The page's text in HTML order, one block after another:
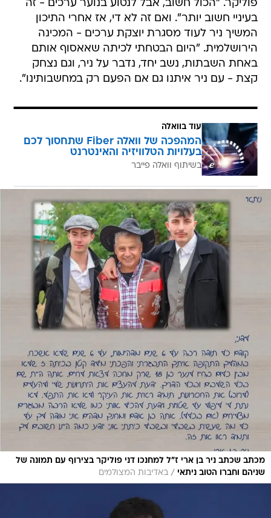
פוליקר. "הכול חשוב, אבל לנטוע בנוער ערכים - זה
בעיניי חשוב יותר". ואם זה לא די, אז אחרי התיכון
המשיך ניר לעוד מסגרת יוצקת ערכים - המכינה
הירושלמית. "היום הבטחתי לכיתה שאאסוף אותם
באחת השבתות, נשב יחד, נדבר על ניר, וגם נצחק
קצת - עם ניר איתנו גם אם הפעם רק במחשבותינו".
עוד בוואלה
המהפכה של וואלה Fiber שתחסוך לכם
בעלויות הטלוויזיה והאינטרנט
בשיתוף וואלה פייבר
מכתב שכתב ניר בן ארי ז"ל למחנכו דני פוליקר בצירוף עם תמונה של
שניהם וחברו הטוב ניתאי / באדיבות המצולמים